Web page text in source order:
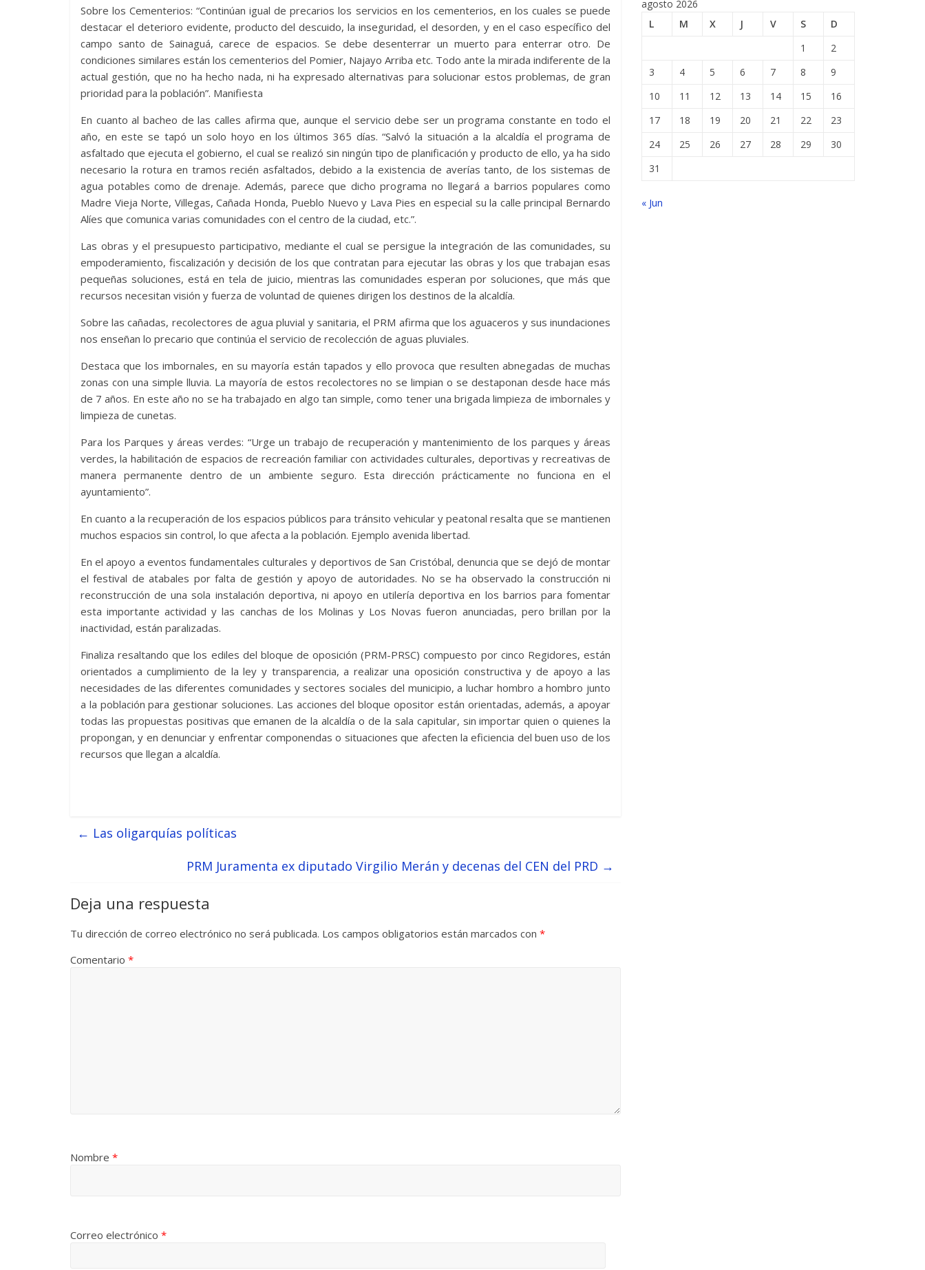
Sobre los Cementerios: “Continúan igual de precarios los servicios en los cementerios, en los cuales se puede
destacar el deterioro evidente, producto del descuido, la inseguridad, el desorden, y en el caso específico del
campo santo de Sainaguá, carece de espacios. Se debe desenterrar un muerto para enterrar otro. De
condiciones similares están los cementerios del Pomier, Najayo Arriba etc. Todo ante la mirada indiferente de la
actual gestión, que no ha hecho nada, ni ha expresado alternativas para solucionar estos problemas, de gran
prioridad para la población”. Manifiesta
En cuanto al bacheo de las calles afirma que, aunque el servicio debe ser un programa constante en todo el
año, en este se tapó un solo hoyo en los últimos 365 días. “Salvó la situación a la alcaldía el programa de
asfaltado que ejecuta el gobierno, el cual se realizó sin ningún tipo de planificación y producto de ello, ya ha sido
necesario la rotura en tramos recién asfaltados, debido a la existencia de averías tanto, de los sistemas de
agua potables como de drenaje. Además, parece que dicho programa no llegará a barrios populares como
Madre Vieja Norte, Villegas, Cañada Honda, Pueblo Nuevo y Lava Pies en especial su la calle principal Bernardo
Alíes que comunica varias comunidades con el centro de la ciudad, etc.”.
Las obras y el presupuesto participativo, mediante el cual se persigue la integración de las comunidades, su
empoderamiento, fiscalización y decisión de los que contratan para ejecutar las obras y los que trabajan esas
pequeñas soluciones, está en tela de juicio, mientras las comunidades esperan por soluciones, que más que
recursos necesitan visión y fuerza de voluntad de quienes dirigen los destinos de la alcaldía.
Sobre las cañadas, recolectores de agua pluvial y sanitaria, el PRM afirma que los aguaceros y sus inundaciones
nos enseñan lo precario que continúa el servicio de recolección de aguas pluviales.
Destaca que los imbornales, en su mayoría están tapados y ello provoca que resulten abnegadas de muchas
zonas con una simple lluvia. La mayoría de estos recolectores no se limpian o se destaponan desde hace más
de 7 años. En este año no se ha trabajado en algo tan simple, como tener una brigada limpieza de imbornales y
limpieza de cunetas.
Para los Parques y áreas verdes: “Urge un trabajo de recuperación y mantenimiento de los parques y áreas
verdes, la habilitación de espacios de recreación familiar con actividades culturales, deportivas y recreativas de
manera permanente dentro de un ambiente seguro. Esta dirección prácticamente no funciona en el
ayuntamiento”.
En cuanto a la recuperación de los espacios públicos para tránsito vehicular y peatonal resalta que se mantienen
muchos espacios sin control, lo que afecta a la población. Ejemplo avenida libertad.
En el apoyo a eventos fundamentales culturales y deportivos de San Cristóbal, denuncia que se dejó de montar
el festival de atabales por falta de gestión y apoyo de autoridades. No se ha observado la construcción ni
reconstrucción de una sola instalación deportiva, ni apoyo en utilería deportiva en los barrios para fomentar
esta importante actividad y las canchas de los Molinas y Los Novas fueron anunciadas, pero brillan por la
inactividad, están paralizadas.
Finaliza resaltando que los ediles del bloque de oposición (PRM-PRSC) compuesto por cinco Regidores, están
orientados a cumplimiento de la ley y transparencia, a realizar una oposición constructiva y de apoyo a las
necesidades de las diferentes comunidades y sectores sociales del municipio, a luchar hombro a hombro junto
a la población para gestionar soluciones. Las acciones del bloque opositor están orientadas, además, a apoyar
todas las propuestas positivas que emanen de la alcaldía o de la sala capitular, sin importar quien o quienes la
propongan, y en denunciar y enfrentar componendas o situaciones que afecten la eficiencia del buen uso de los
recursos que llegan a alcaldía.
← Las oligarquías políticas
PRM Juramenta ex diputado Virgilio Merán y decenas del CEN del PRD →
Deja una respuesta
Tu dirección de correo electrónico no será publicada. Los campos obligatorios están marcados con *
Comentario *
Nombre *
Correo electrónico *
agosto 2026
L
M X J V S
D
1
2
3
4 5 6 7 8
9
10
11 12 13 14 15
16
17
18 19 20 21 22
23
24
25 26 27 28 29
30
31
« Jun